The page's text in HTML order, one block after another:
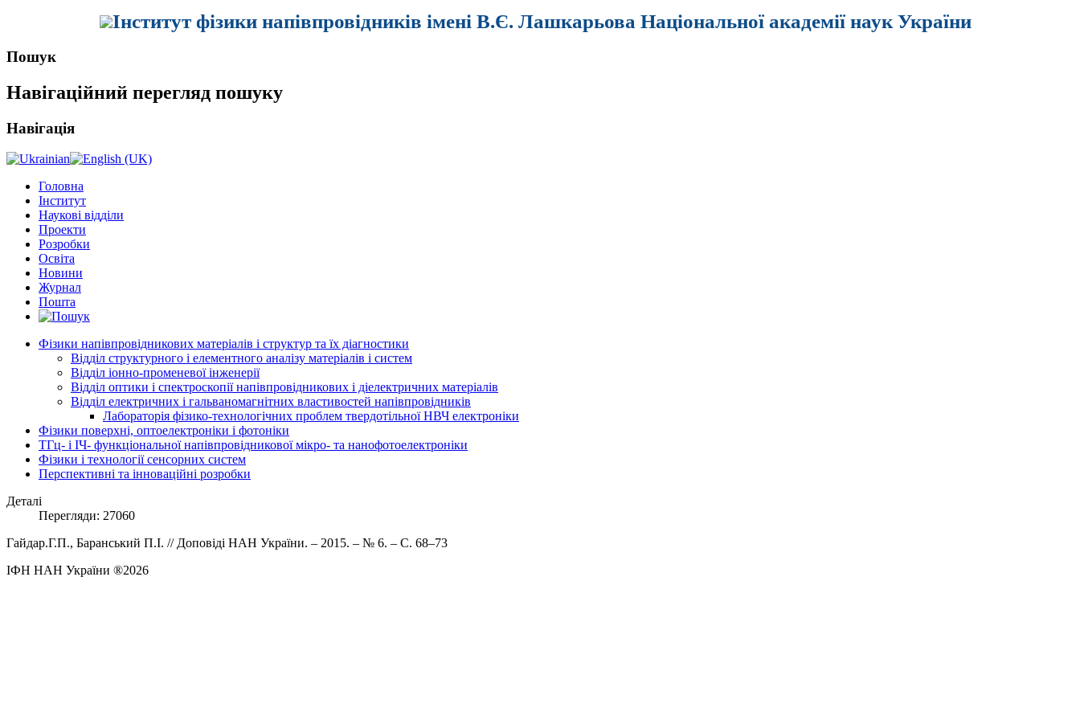
Інститут фізики напівпровідників імені В.Є. Лашкарьова Національної академії наук України
Пошук
Навігаційний перегляд пошуку
Навігація
Головна
Інститут
Наукові відділи
Проекти
Розробки
Освіта
Новини
Журнал
Пошта
Фізики напівпровідникових матеріалів і структур та їх діагностики
Відділ структурного і елементного аналізу матеріалів і систем
Відділ іонно-променевої інженерії
Відділ оптики і спектроскопії напівпровідникових і діелектричних матеріалів
Відділ електричних і гальваномагнітних властивостей напівпровідників
Лабораторія фізико-технологічних проблем твердотільної НВЧ електроніки
Фізики поверхні, оптоелектроніки і фотоніки
ТГц- і ІЧ- функціональної напівпровідникової мікро- та нанофотоелектроніки
Фізики і технології сенсорних систем
Перспективні та інноваційні розробки
Деталі
Перегляди: 27060
Гайдар.Г.П., Баранський П.І. // Доповіді НАН України. – 2015. – № 6. – С. 68–73
ІФН НАН України ®2026